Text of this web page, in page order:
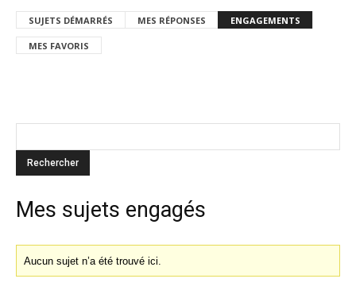
SUJETS DÉMARRÉS MES RÉPONSES ENGAGEMENTS
MES FAVORIS
Mes sujets engagés
Aucun sujet n’a été trouvé ici.